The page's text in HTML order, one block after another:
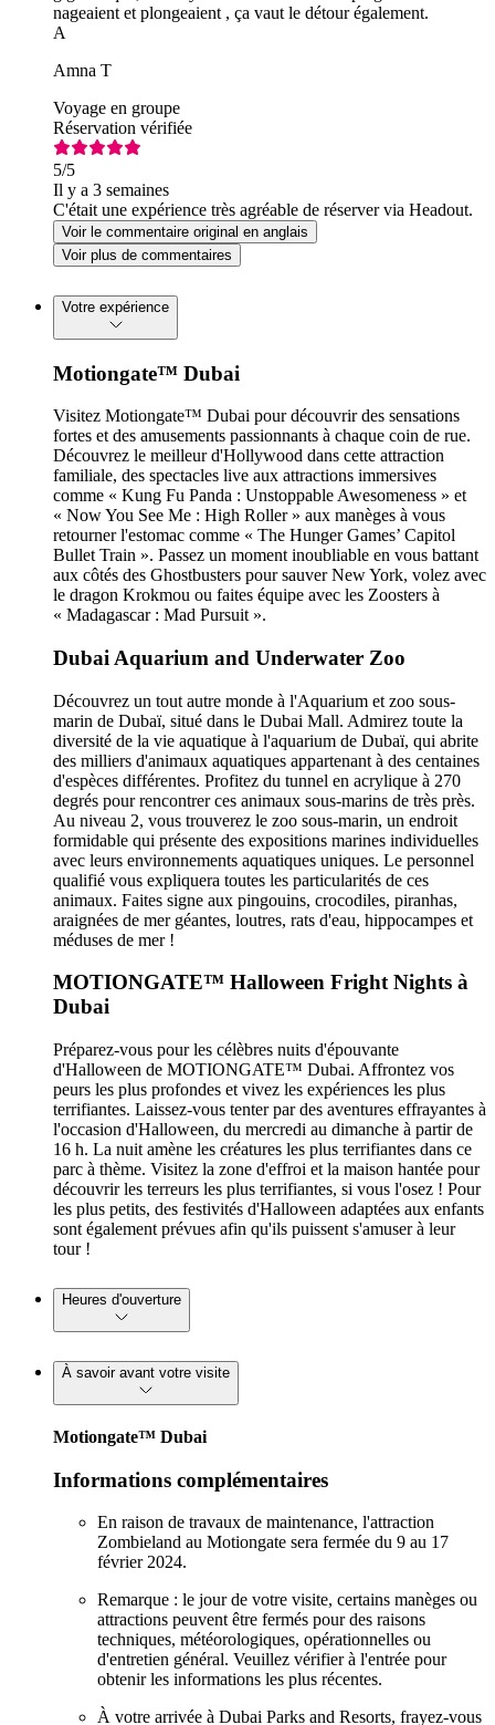
nageaient et plongeaient , ça vaut le détour également.
A
Amna T
Voyage en groupe
Réservation vérifiée
5/5
Il y a 3 semaines
C'était une expérience très agréable de réserver via Headout.
Voir le commentaire original en anglais
Voir plus de commentaires
Votre expérience
Motiongate™ Dubai
Visitez Motiongate™ Dubai pour découvrir des sensations
fortes et des amusements passionnants à chaque coin de rue.
Découvrez le meilleur d'Hollywood dans cette attraction
familiale, des spectacles live aux attractions immersives
comme « Kung Fu Panda : Unstoppable Awesomeness » et
« Now You See Me : High Roller » aux manèges à vous
retourner l'estomac comme « The Hunger Games’ Capitol
Bullet Train ». Passez un moment inoubliable en vous battant
aux côtés des Ghostbusters pour sauver New York, volez avec
le dragon Krokmou ou faites équipe avec les Zoosters à
« Madagascar : Mad Pursuit ».
Dubai Aquarium and Underwater Zoo
Découvrez un tout autre monde à l'Aquarium et zoo sous-
marin de Dubaï, situé dans le Dubai Mall. Admirez toute la
diversité de la vie aquatique à l'aquarium de Dubaï, qui abrite
des milliers d'animaux aquatiques appartenant à des centaines
d'espèces différentes. Profitez du tunnel en acrylique à 270
degrés pour rencontrer ces animaux sous-marins de très près.
Au niveau 2, vous trouverez le zoo sous-marin, un endroit
formidable qui présente des expositions marines individuelles
avec leurs environnements aquatiques uniques. Le personnel
qualifié vous expliquera toutes les particularités de ces
animaux. Faites signe aux pingouins, crocodiles, piranhas,
araignées de mer géantes, loutres, rats d'eau, hippocampes et
méduses de mer !
MOTIONGATE™ Halloween Fright Nights à
Dubai
Préparez-vous pour les célèbres nuits d'épouvante
d'Halloween de MOTIONGATE™ Dubai. Affrontez vos
peurs les plus profondes et vivez les expériences les plus
terrifiantes. Laissez-vous tenter par des aventures effrayantes à
l'occasion d'Halloween, du mercredi au dimanche à partir de
16 h. La nuit amène les créatures les plus terrifiantes dans ce
parc à thème. Visitez la zone d'effroi et la maison hantée pour
découvrir les terreurs les plus terrifiantes, si vous l'osez ! Pour
les plus petits, des festivités d'Halloween adaptées aux enfants
sont également prévues afin qu'ils puissent s'amuser à leur
tour !
Heures d'ouverture
À savoir avant votre visite
Motiongate™ Dubai
Informations complémentaires
En raison de travaux de maintenance, l'attraction
Zombieland au Motiongate sera fermée du 9 au 17
février 2024.
Remarque : le jour de votre visite, certains manèges ou
attractions peuvent être fermés pour des raisons
techniques, météorologiques, opérationnelles ou
d'entretien général. Veuillez vérifier à l'entrée pour
obtenir les informations les plus récentes.
À votre arrivée à Dubai Parks and Resorts, frayez-vous